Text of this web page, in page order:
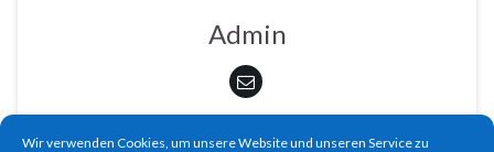
Wir verwenden Cookies, um unsere Website und unseren Service zu
Admin